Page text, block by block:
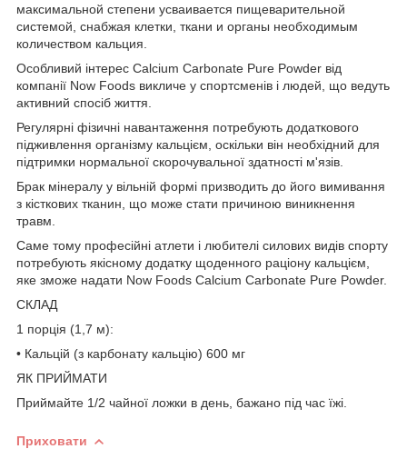
максимальной степени усваивается пищеварительной
системой, снабжая клетки, ткани и органы необходимым
количеством кальция.
Особливий інтерес Calcium Carbonate Pure Powder від
компанії Now Foods викличе у спортсменів і людей, що ведуть
активний спосіб життя.
Регулярні фізичні навантаження потребують додаткового
підживлення організму кальцієм, оскільки він необхідний для
підтримки нормальної скорочувальної здатності м'язів.
Брак мінералу у вільній формі призводить до його вимивання
з кісткових тканин, що може стати причиною виникнення
травм.
Саме тому професійні атлети і любителі силових видів спорту
потребують якісному додатку щоденного раціону кальцієм,
яке зможе надати Now Foods Calcium Carbonate Pure Powder.
СКЛАД
1 порція (1,7 м):
• Кальцій (з карбонату кальцію) 600 мг
ЯК ПРИЙМАТИ
Приймайте 1/2 чайної ложки в день, бажано під час їжі.
Приховати